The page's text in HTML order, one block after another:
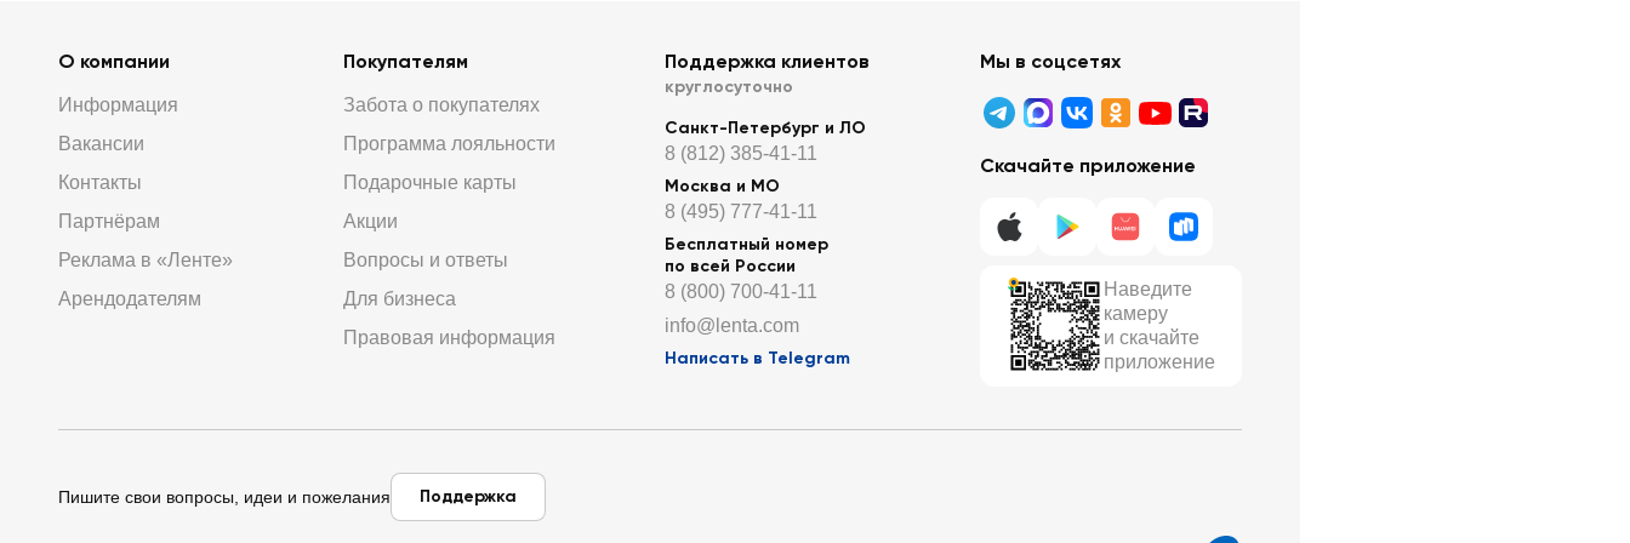
О компании
Информация
Вакансии
Контакты
Партнёрам
Реклама в «Ленте»
Арендодателям
Покупателям
Забота о покупателях
Программа лояльности
Подарочные карты
Акции
Вопросы и ответы
Для бизнеса
Правовая информация
Поддержка клиентов
круглосуточно
Санкт-Петербург и ЛО
8 (812) 385-41-11
Москва и МО
8 (495) 777-41-11
Бесплатный номер
по всей России
8 (800) 700-41-11
info@lenta.com
Написать в Telegram
Мы в соцсетях
Скачайте приложение
Наведите
камеру
и скачайте
приложение
Пишите свои вопросы, идеи и пожелания Поддержка